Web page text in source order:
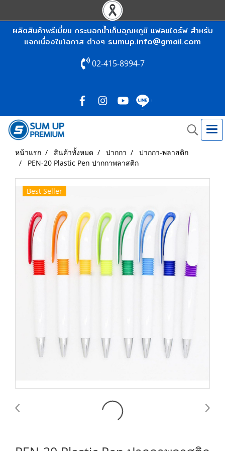
ผลิตสินค้าพรีเมี่ยม กระบอกน้ำเก็บอุณหภูมิ แฟลชไดร์ฟ สำหรับ
แจกเนื่องในโอกาส ต่างๆ sumup.info@gmail.com
02-415-8994-7
หน้าแรก สินค้าทั้งหมด ปากกา
ปากกา-พลาสติก
PEN-20 Plastic Pen ปากกาพลาสติก
Best Seller